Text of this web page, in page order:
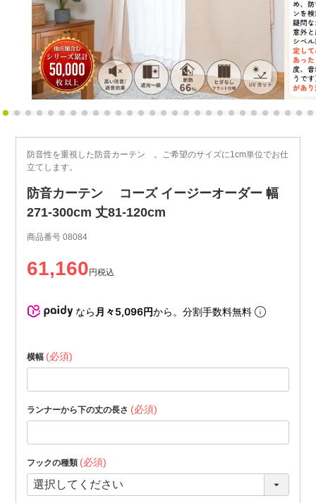
防音性を重視した防音カーテン 。ご希望のサイズに1cm単位でお仕
立てします。
防音カーテン コーズ イージーオーダー 幅
271-300cm 丈81-120cm
商品番号 08084
61,160 税込
なら 月々5,096円から。分割手数料無料
横幅 (必須)
ランナーから下の丈の長さ (必須)
フックの種類 (必須)